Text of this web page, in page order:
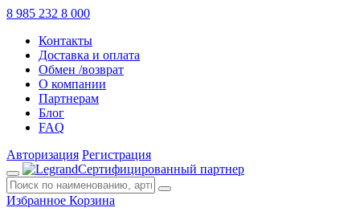
8 985 232 8 000
Контакты
Доставка и оплата
Обмен /возврат
О компании
Партнерам
Блог
FAQ
Авторизация Регистрация
Сертифицированный партнер
Избранное Корзина